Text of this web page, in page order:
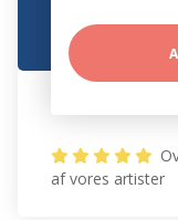
af vores artister